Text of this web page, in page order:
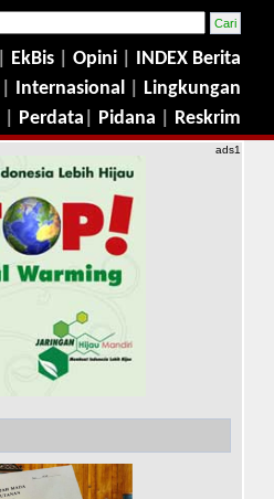
EkBis Opini
INDEX Berita
Internasional
Lingkungan
Perdata Pidana Reskrim
ads1